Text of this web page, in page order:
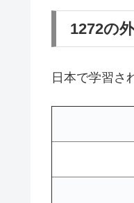
1272の
日本で学習さ